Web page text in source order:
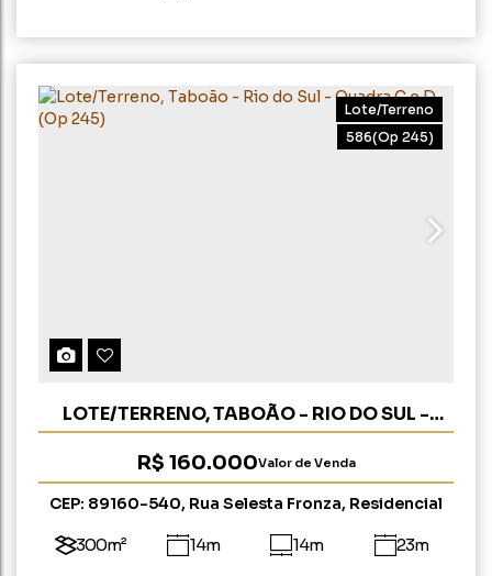
586(Op 245)
Lote/Terreno
LOTE/TERRENO, TABOÃO - RIO DO SUL -
QUADRA C E D (OP 245)
R$ 160.000Valor de Venda
CEP: 89160-540, Rua Selesta Fronza, Residencial
300m² 14m 14m
23m